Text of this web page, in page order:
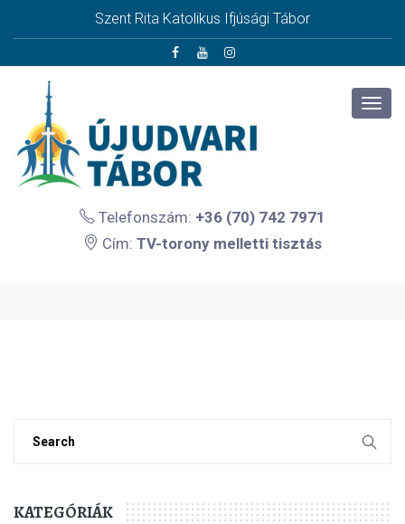
Szent Rita Katolikus Ifjúsági Tábor
Telefonszám: +36 (70) 742 7971
Cím: TV-torony melletti tisztás
KATEGÓRIÁK